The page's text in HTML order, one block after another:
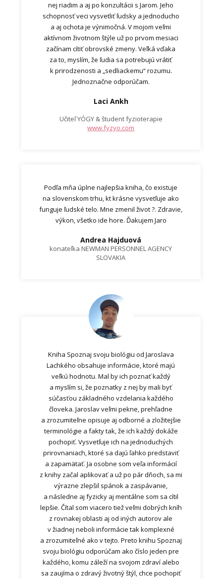
nej riadim a aj po konzultácii s Jarom. Jeho
schopnosť veci vysvetliť ľudsky a jednoducho
a aj ochota je výnimočná. V mojom veľmi
aktívnom životnom štýle už po prvom mesiaci
začínam cítiť obrovské zmeny. Veľká vďaka
za to, myslím, že ľudia sa potrebujú vrátiť
k prirodzenosti a „sedliackemu“ rozumu.
Jednoznačne odporúčam.
Laci Ankh
Učiteľ YÓGY & študent fyzioterapie
www.fyzyo.com
Podľa mňa úplne najlepšia kniha, čo existuje
na slovenskom trhu, kt krásne vysvetľuje ako
funguje ľudské telo. Mne zmenil život ?. Zdravie,
výkon, všetko ide hore. Ďakujem Jaro
Andrea Hajduová
konateľka NEWMAN PERSONNEL AGENCY
SLOVAKIA
Kniha Spoznaj svoju biológiu od Jaroslava
Lachkého obsahuje informácie, ktoré majú
veľkú hodnotu. Mal by ich poznať každý
a myslím si, že poznatky z nej by mali byť
súčasťou základného vzdelania každého
človeka. Jaroslav veľmi pekne, prehľadne
a zrozumiteľne opisuje aj odborné a zložitejšie
terminológie a fakty tak, že ich každý dokáže
pochopiť. Vysvetľuje ich na jednoduchých
prirovnaniach, ktoré sa dajú ľahko predstaviť
a zapamätať. Ja osobne som veľa informácií
z knihy začal aplikovať a už po pár dňoch, sa mi
výrazne zlepšil spánok a zaspávanie,
a následne aj fyzicky aj mentálne som sa cítil
lepšie. Čítal som viacero tiež veľmi dobrých kníh
z rovnakej oblasti aj od iných autorov ale
v žiadnej neboli informácie tak komplexné
a zrozumiteľné ako v tejto. Preto knihu Spoznaj
svoju biológiu odporúčam ako číslo jeden pre
každého, komu záleží na svojom zdraví alebo
sa zaujíma o zdravý životný štýl, chce pochopiť